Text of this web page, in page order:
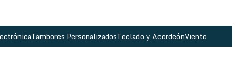
Tambores PersonalizadosTeclado y AcordeónViento